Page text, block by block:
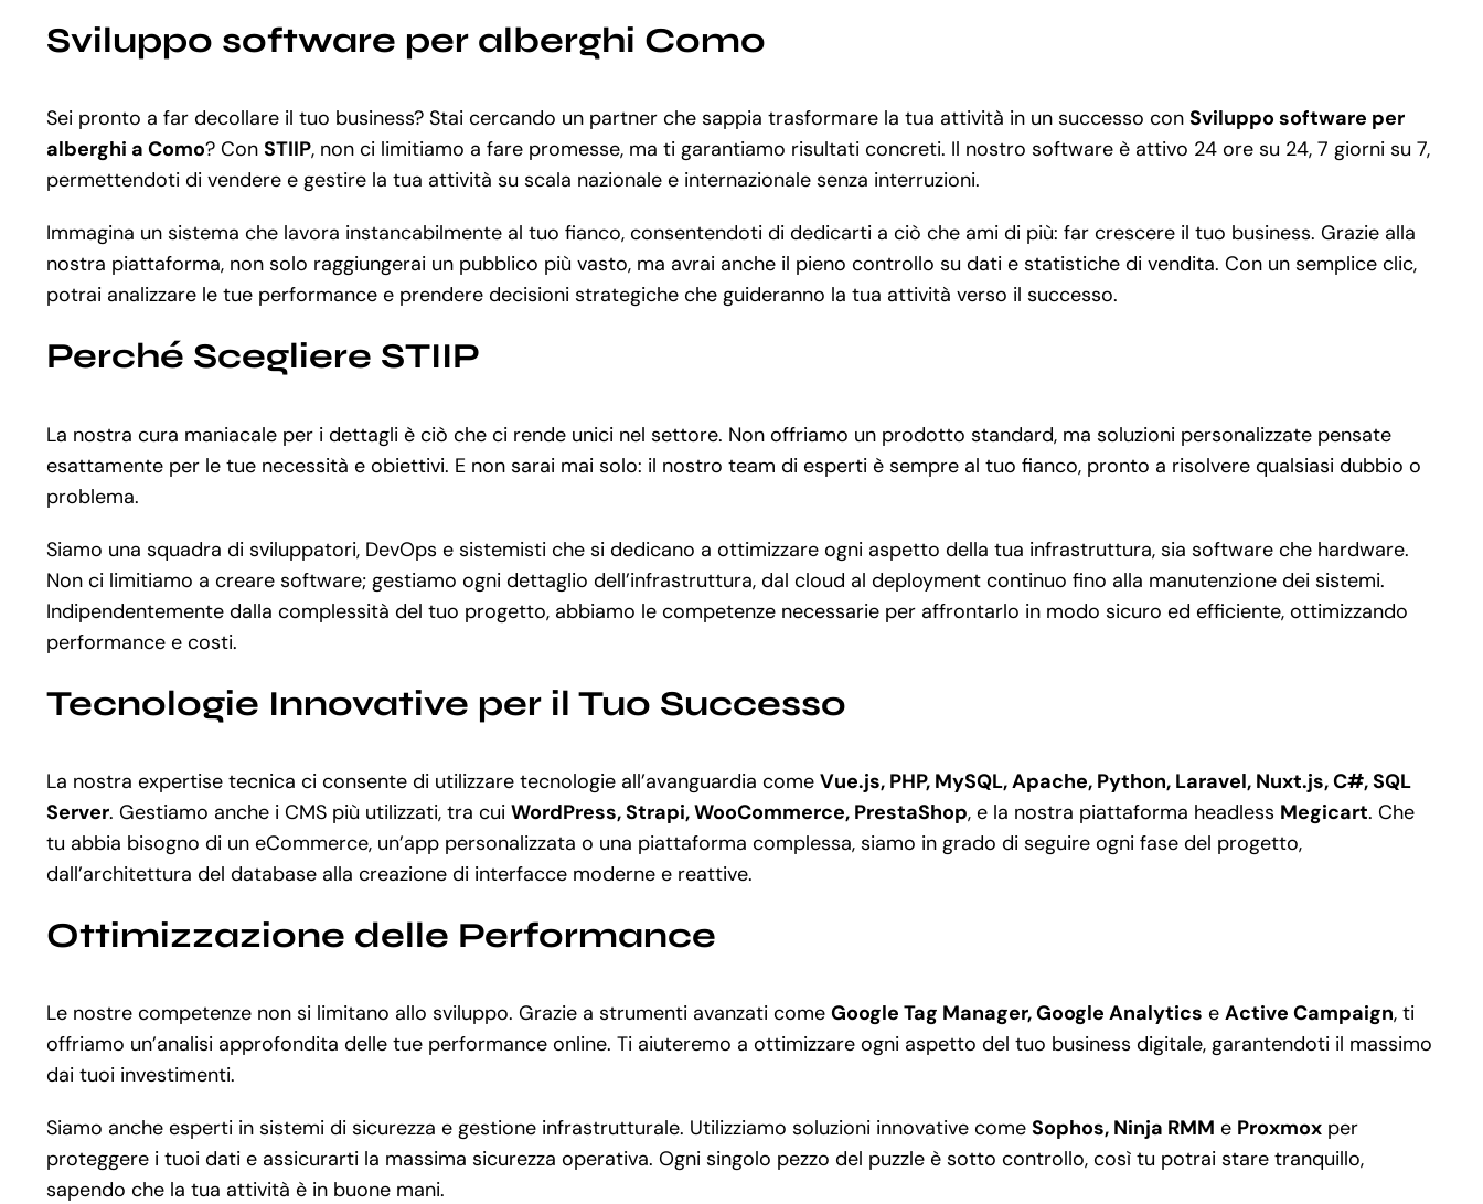
Sviluppo software per alberghi Como
Sei pronto a far decollare il tuo business? Stai cercando un partner che sappia trasformare la tua attività in un successo con Sviluppo software per
alberghi a Como? Con STIIP, non ci limitiamo a fare promesse, ma ti garantiamo risultati concreti. Il nostro software è attivo 24 ore su 24, 7 giorni su 7,
permettendoti di vendere e gestire la tua attività su scala nazionale e internazionale senza interruzioni.
Immagina un sistema che lavora instancabilmente al tuo fianco, consentendoti di dedicarti a ciò che ami di più: far crescere il tuo business. Grazie alla
nostra piattaforma, non solo raggiungerai un pubblico più vasto, ma avrai anche il pieno controllo su dati e statistiche di vendita. Con un semplice clic,
potrai analizzare le tue performance e prendere decisioni strategiche che guideranno la tua attività verso il successo.
Perché Scegliere STIIP
La nostra cura maniacale per i dettagli è ciò che ci rende unici nel settore. Non offriamo un prodotto standard, ma soluzioni personalizzate pensate
esattamente per le tue necessità e obiettivi. E non sarai mai solo: il nostro team di esperti è sempre al tuo fianco, pronto a risolvere qualsiasi dubbio o
problema.
Siamo una squadra di sviluppatori, DevOps e sistemisti che si dedicano a ottimizzare ogni aspetto della tua infrastruttura, sia software che hardware.
Non ci limitiamo a creare software; gestiamo ogni dettaglio dell’infrastruttura, dal cloud al deployment continuo fino alla manutenzione dei sistemi.
Indipendentemente dalla complessità del tuo progetto, abbiamo le competenze necessarie per affrontarlo in modo sicuro ed efficiente, ottimizzando
performance e costi.
Tecnologie Innovative per il Tuo Successo
La nostra expertise tecnica ci consente di utilizzare tecnologie all’avanguardia come Vue.js, PHP, MySQL, Apache, Python, Laravel, Nuxt.js, C#, SQL
Server. Gestiamo anche i CMS più utilizzati, tra cui WordPress, Strapi, WooCommerce, PrestaShop, e la nostra piattaforma headless Megicart. Che
tu abbia bisogno di un eCommerce, un’app personalizzata o una piattaforma complessa, siamo in grado di seguire ogni fase del progetto,
dall’architettura del database alla creazione di interfacce moderne e reattive.
Ottimizzazione delle Performance
Le nostre competenze non si limitano allo sviluppo. Grazie a strumenti avanzati come Google Tag Manager, Google Analytics e Active Campaign, ti
offriamo un’analisi approfondita delle tue performance online. Ti aiuteremo a ottimizzare ogni aspetto del tuo business digitale, garantendoti il massimo
dai tuoi investimenti.
Siamo anche esperti in sistemi di sicurezza e gestione infrastrutturale. Utilizziamo soluzioni innovative come Sophos, Ninja RMM e Proxmoxper
proteggere i tuoi dati e assicurarti la massima sicurezza operativa. Ogni singolo pezzo del puzzle è sotto controllo, così tu potrai stare tranquillo,
sapendo che la tua attività è in buone mani.